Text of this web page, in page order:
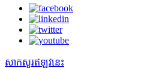
សាកសួរឥឡូវនេះ